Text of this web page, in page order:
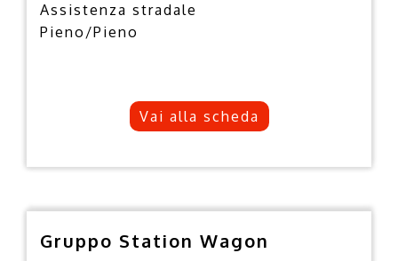
Assistenza stradale
Pieno/Pieno
Vai alla scheda
Gruppo Station Wagon